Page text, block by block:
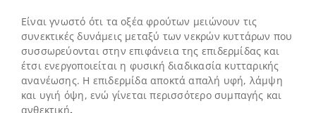
Είναι γνωστό ότι τα οξέα φρούτων μειώνουν τις
συνεκτικές δυνάμεις μεταξύ των νεκρών κυττάρων που
συσσωρεύονται στην επιφάνεια της επιδερμίδας και
έτσι ενεργοποιείται η φυσική διαδικασία κυτταρικής
ανανέωσης. Η επιδερμίδα αποκτά απαλή υφή, λάμψη
και υγιή όψη, ενώ γίνεται περισσότερο συμπαγής και
ανθεκτική.